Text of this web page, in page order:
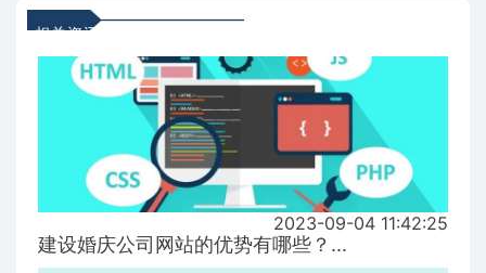
相关资讯
2023-09-04 11:42:25
建设婚庆公司网站的优势有哪些？...